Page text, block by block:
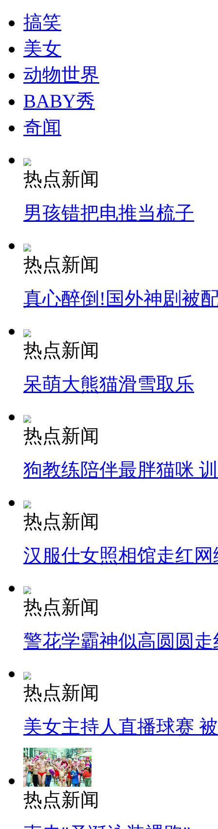
无痛分娩是否安全 医生回应
外交部：有关国家言论片面不公正
走！跟着总书记去植树
纽约上演“枕头大战”
搞笑
美女
动物世界
BABY秀
奇闻
热点新闻
男孩错把电推当梳子
热点新闻
真心醉倒!国外神剧被
热点新闻
呆萌大熊猫滑雪取乐
热点新闻
狗教练陪伴最胖猫咪
热点新闻
汉服仕女照相馆走红网
热点新闻
警花学霸神似高圆圆走
热点新闻
美女主持人直播球赛
热点新闻